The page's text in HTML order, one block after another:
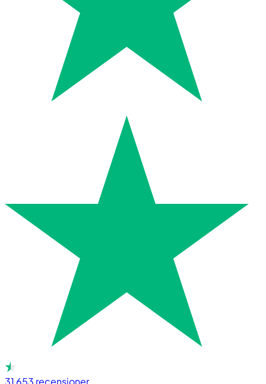
31 653 recensioner